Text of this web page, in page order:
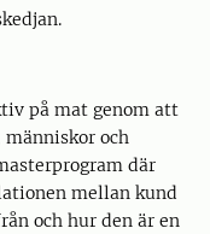
på mat genom att
och
där
mellan kund
och hur den är en